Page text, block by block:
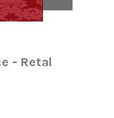
- Retal